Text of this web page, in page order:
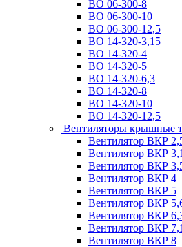
ВО 06-300-8
ВО 06-300-10
ВО 06-300-12,5
ВО 14-320-3,15
ВО 14-320-4
ВО 14-320-5
ВО 14-320-6,3
ВО 14-320-8
ВО 14-320-10
ВО 14-320-12,5
Вентиляторы крышные
Вентилятор ВКР
Вентилятор ВКР
Вентилятор ВКР
Вентилятор ВКР 4
Вентилятор ВКР 5
Вентилятор ВКР
Вентилятор ВКР
Вентилятор ВКР 7,1
Вентилятор ВКР 8